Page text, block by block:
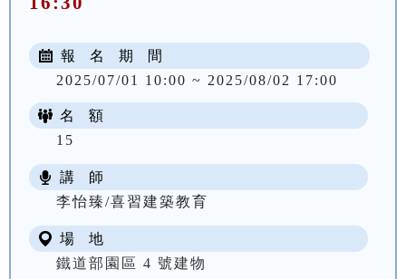
報 名 期 間
2025/07/01 10:00 ~ 2025/08/02 17:00
名 額
15
講 師
李怡臻/喜習建築教育
場 地
鐵道部園區 4 號建物